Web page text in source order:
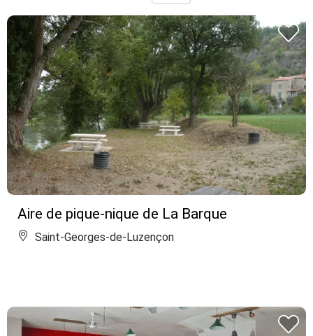
Aire de pique-nique de La Barque
Saint-Georges-de-Luzençon